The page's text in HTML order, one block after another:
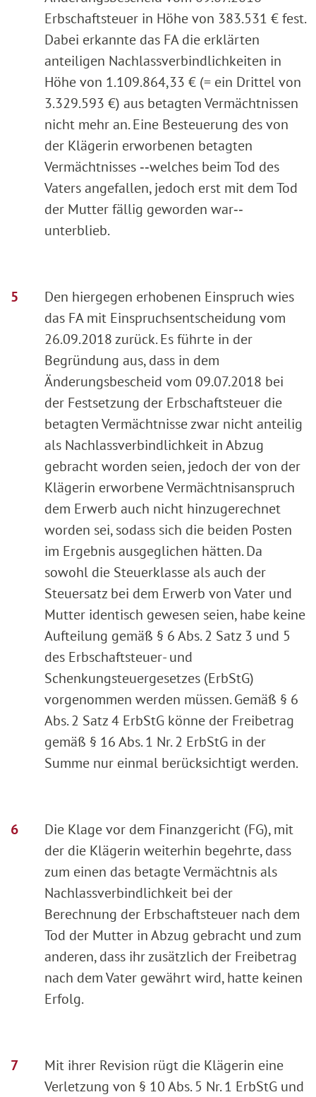
Erbschaftsteuer in Höhe von 383.531 € fest.
Dabei erkannte das FA die erklärten
anteiligen Nachlassverbindlichkeiten in
Höhe von 1.109.864,33 € (= ein Drittel von
3.329.593 €) aus betagten Vermächtnissen
nicht mehr an. Eine Besteuerung des von
der Klägerin erworbenen betagten
Vermächtnisses ‑‑welches beim Tod des
Vaters angefallen, jedoch erst mit dem Tod
der Mutter fällig geworden war‑‑
unterblieb.
Den hiergegen erhobenen Einspruch wies
das FA mit Einspruchsentscheidung vom
26.09.2018 zurück. Es führte in der
Begründung aus, dass in dem
Änderungsbescheid vom 09.07.2018 bei
der Festsetzung der Erbschaftsteuer die
betagten Vermächtnisse zwar nicht anteilig
als Nachlassverbindlichkeit in Abzug
gebracht worden seien, jedoch der von der
Klägerin erworbene Vermächtnisanspruch
dem Erwerb auch nicht hinzugerechnet
worden sei, sodass sich die beiden Posten
im Ergebnis ausgeglichen hätten. Da
sowohl die Steuerklasse als auch der
Steuersatz bei dem Erwerb von Vater und
Mutter identisch gewesen seien, habe keine
Aufteilung gemäß § 6 Abs. 2 Satz 3 und 5
des Erbschaftsteuer- und
Schenkungsteuergesetzes (ErbStG)
vorgenommen werden müssen. Gemäß § 6
Abs. 2 Satz 4 ErbStG könne der Freibetrag
gemäß § 16 Abs. 1 Nr. 2 ErbStG in der
Summe nur einmal berücksichtigt werden.
Die Klage vor dem Finanzgericht (FG), mit
der die Klägerin weiterhin begehrte, dass
zum einen das betagte Vermächtnis als
Nachlassverbindlichkeit bei der
Berechnung der Erbschaftsteuer nach dem
Tod der Mutter in Abzug gebracht und zum
anderen, dass ihr zusätzlich der Freibetrag
nach dem Vater gewährt wird, hatte keinen
Erfolg.
Mit ihrer Revision rügt die Klägerin eine
Verletzung von § 10 Abs. 5 Nr. 1 ErbStG und